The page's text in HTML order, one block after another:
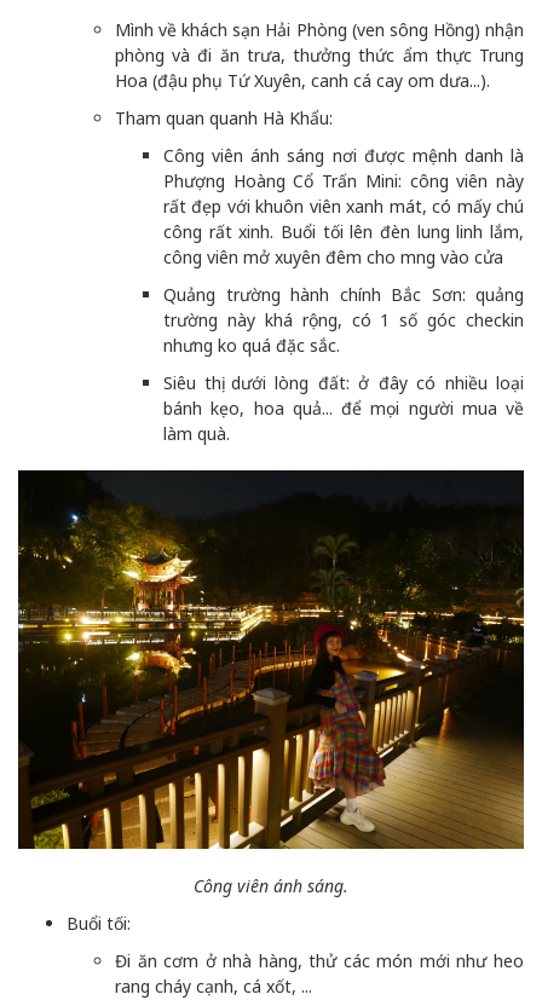
Mình về khách sạn Hải Phòng (ven sông Hồng) nhận
phòng và đi ăn trưa, thưởng thức ẩm thực Trung
Hoa (đậu phụ Tứ Xuyên, canh cá cay om dưa...).
Tham quan quanh Hà Khẩu:
Công viên ánh sáng nơi được mệnh danh là
Phượng Hoàng Cổ Trấn Mini: công viên này
rất đẹp với khuôn viên xanh mát, có mấy chú
công rất xinh. Buổi tối lên đèn lung linh lắm,
công viên mở xuyên đêm cho mng vào cửa
Quảng trường hành chính Bắc Sơn: quảng
trường này khá rộng, có 1 số góc checkin
nhưng ko quá đặc sắc.
Siêu thị dưới lòng đất: ở đây có nhiều loại
bánh kẹo, hoa quả... để mọi người mua về
làm quà.
Công viên ánh sáng.
Buổi tối:
Đi ăn cơm ở nhà hàng, thử các món mới như heo
rang cháy cạnh, cá xốt, ...